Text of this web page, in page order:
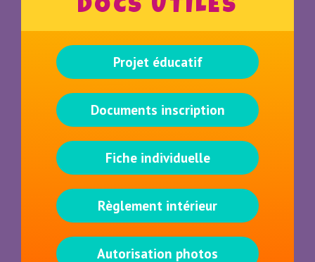
DOCS UTILES
Projet éducatif
Documents inscription
Fiche individuelle
Règlement intérieur
Autorisation photos